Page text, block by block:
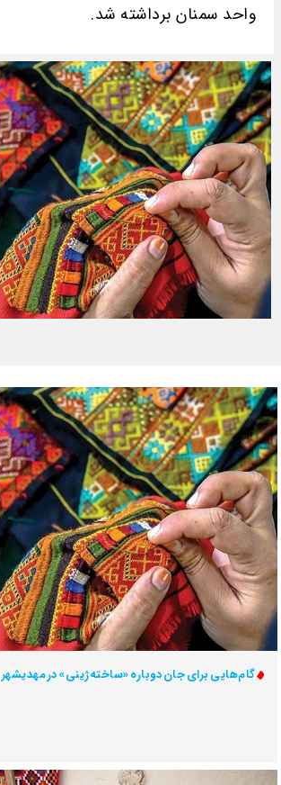
واحد سمنان برداشته شد.
گام‌هایی برای جان دوباره «ساخته‌ژینی» در مهدیشهر